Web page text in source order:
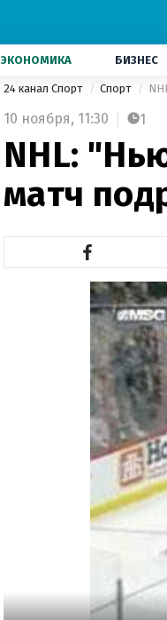
ЭКОНОМИКА БИЗНЕС
24 канал Спорт Спорт
10 ноября, 11:30 1
NHL:
матч